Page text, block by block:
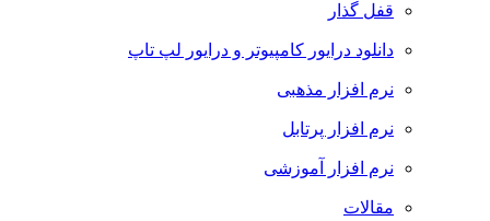
قفل گذار
دانلود درایور کامپیوتر و درایور لپ تاپ
نرم افزار مذهبی
نرم افزار پرتابل
نرم افزار آموزشی
مقالات